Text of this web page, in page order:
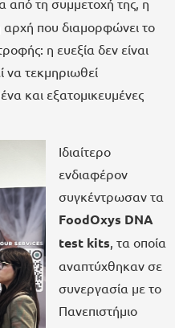
από τη συμμετοχή της, η
αρχή που διαμορφώνει το
η ευεξία δεν είναι
να τεκμηριωθεί
και εξατομικευμένες
Ιδιαίτερο
ενδιαφέρον
συγκέντρωσαν τα
FoodOxys DNA
test kits , τα οποία
αναπτύχθηκαν σε
συνεργασία με το
Πανεπιστήμιο